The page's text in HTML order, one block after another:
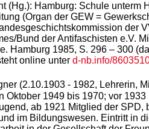
(Hg.): Hamburg: Schule unterm
(Organ der GEW =
der
Bund der Antifaschisten e.V.
Hamburg 1985, S. 296 – 300
online unter d-nb.info/
(2.10.1903 - 1982, Lehrerin,
Oktober 1949 bis 1970; vor
ab 1921 Mitglied der SPD,
im Bildungswesen. Eintritt in